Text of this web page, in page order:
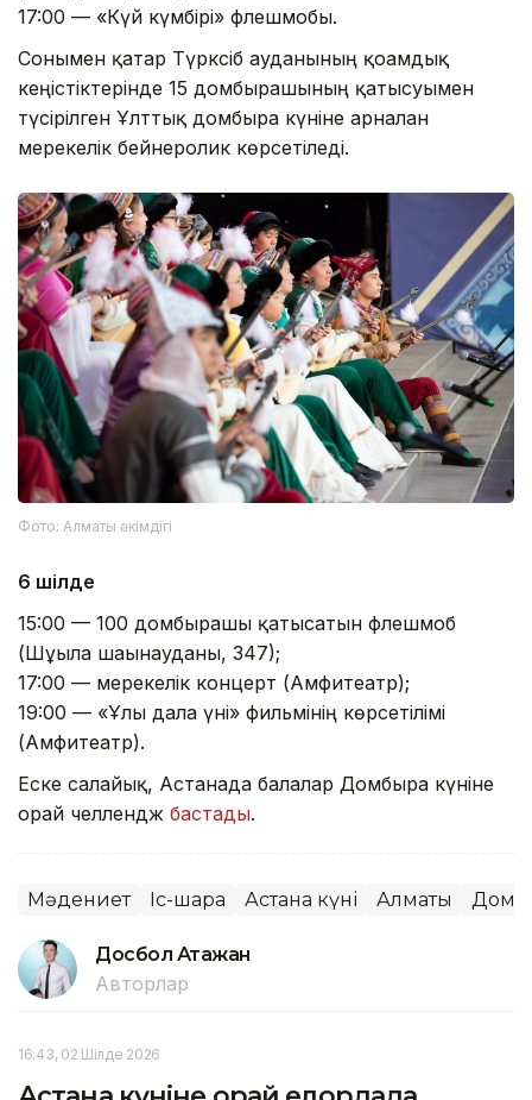
17:00 — «Күй күмбірі» флешмобы.
Сонымен қатар Түрксіб ауданының қоғамдық
кеңістіктерінде 15 домбырашының қатысуымен
түсірілген Ұлттық домбыра күніне арналған
мерекелік бейнеролик көрсетіледі.
Фото: Алматы әкімдігі
6 шілде
15:00 — 100 домбырашы қатысатын флешмоб
(Шұғыла шағынауданы, 347);
17:00 — мерекелік концерт (Амфитеатр);
19:00 — «Ұлы дала үні» фильмінің көрсетілімі
(Амфитеатр).
Еске салайық, Астанада балалар Домбыра күніне
орай челлендж бастады.
Мәдениет Іс-шара Астана күні Алматы
Досбол Атажан
Авторлар
16:43, 02 Шілде 2026